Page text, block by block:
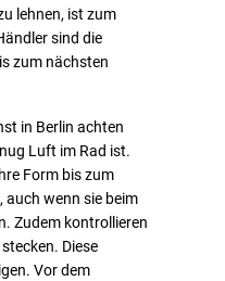
lehnen, ist zum
sind die
zum nächsten
in Berlin achten
Luft im Rad ist.
Form bis zum
auch wenn sie beim
Zudem kontrollieren
Diese
Vor dem